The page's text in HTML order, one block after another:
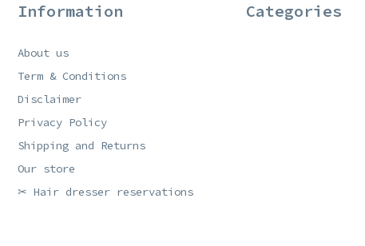
Information
About us
Term & Conditions
Disclaimer
Privacy Policy
Shipping and Returns
Our store
✂ Hair dresser reservations
Categories